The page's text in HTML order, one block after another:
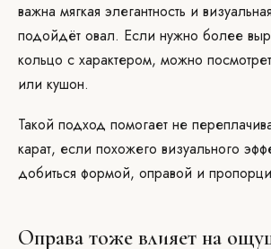
важна мягкая элегантность и
подойдёт овал. Если нужно более
кольцо с характером, можно
или кушон.
Такой подход помогает не
карат, если похожего визуального
добиться формой, оправой и
Оправа тоже влияет на